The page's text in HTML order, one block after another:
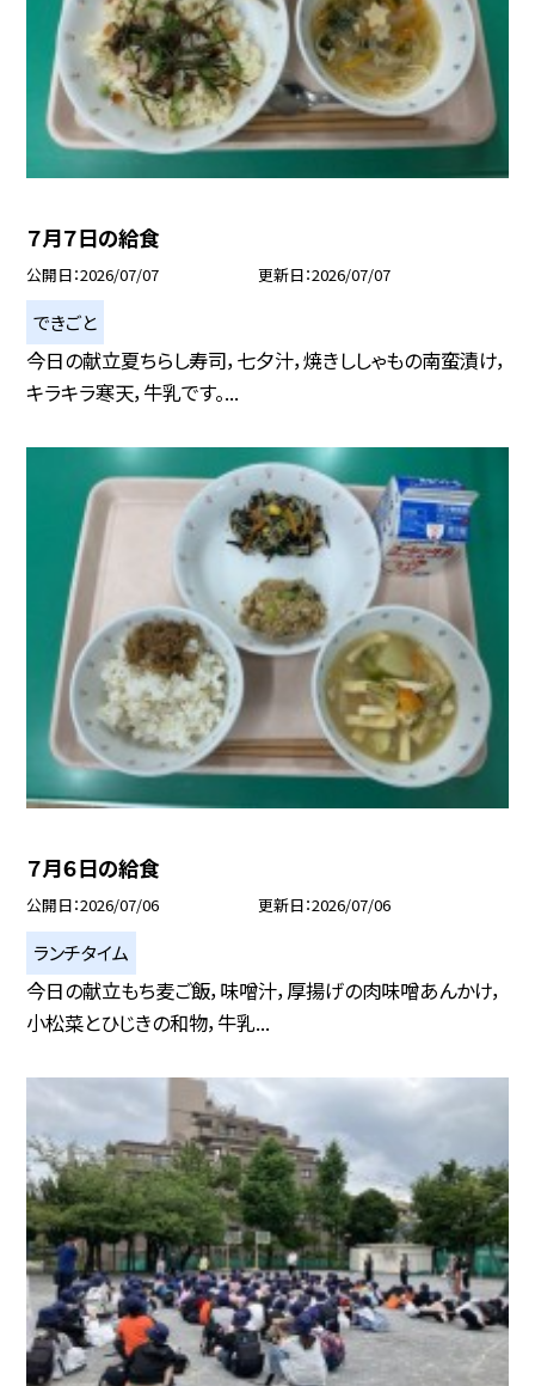
７月７日の給食
公開日 2026/07/07 更新日 2026/07/07
できごと
今日の献立夏ちらし寿司，七夕汁，焼きししゃもの南蛮漬け，
キラキラ寒天，牛乳です。...
７月６日の給食
公開日 2026/07/06 更新日 2026/07/06
ランチタイム
今日の献立もち麦ご飯，味噌汁，厚揚げの肉味噌あんかけ，
小松菜とひじきの和物，牛乳...